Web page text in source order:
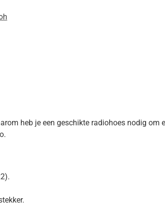
heb je een geschikte radiohoes nodig om